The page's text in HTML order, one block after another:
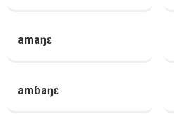
amaŋɛ
amɓaŋɛ